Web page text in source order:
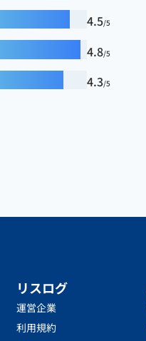
4.5/5
4.8/5
4.3/5
リスログ
運営企業
利用規約